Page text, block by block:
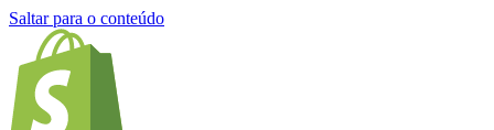
Saltar para o conteúdo